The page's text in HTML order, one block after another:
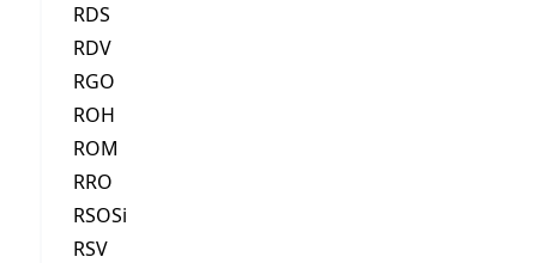
RDS
RDV
RGO
ROH
ROM
RRO
RSOSi
RSV